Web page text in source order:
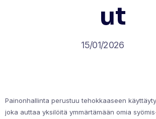
ut
15/01/2026
Painonhallinta perustuu tehokkaaseen
joka auttaa yksilöitä ymmärtämään omia